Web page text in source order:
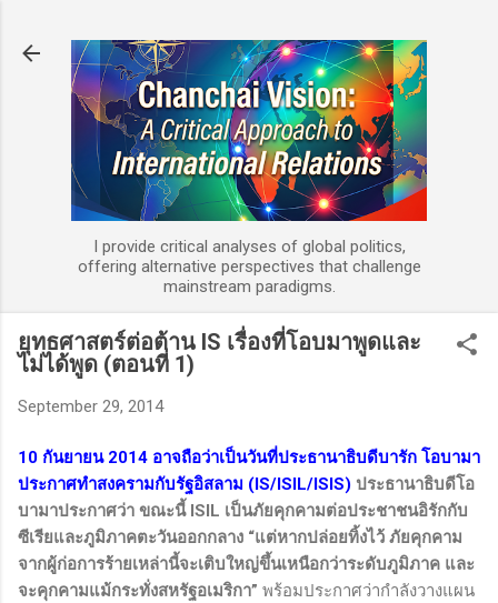
I provide critical analyses of global politics,
offering alternative perspectives that challenge
mainstream paradigms.
ยุทธศาสตร์ต่อต้าน IS เรื่องที่โอบมาพูดและ
ไม่ได้พูด (ตอนที่ 1)
September 29, 2014
10 กันยายน 2014 อาจถือว่าเป็นวันที่ประธานาธิบดีบารัก โอบามา
ประกาศทำสงครามกับรัฐอิสลาม (IS/ISIL/ISIS) ประธานาธิบดีโอ
บามาประกาศว่า ขณะนี้ ISIL เป็นภัยคุกคามต่อประชาชนอิรักกับ
ซีเรียและภูมิภาคตะวันออกกลาง “แต่หากปล่อยทิ้งไว้ ภัยคุกคาม
จากผู้ก่อการร้ายเหล่านี้จะเติบใหญ่ขึ้นเหนือกว่าระดับภูมิภาค และ
จะคุกคามแม้กระทั่งสหรัฐอเมริกา” พร้อมประกาศว่ากำลังวางแผน